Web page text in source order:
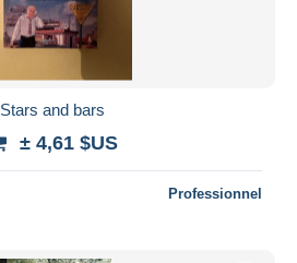
Stars and bars
± 4,61 $US
Professionnel